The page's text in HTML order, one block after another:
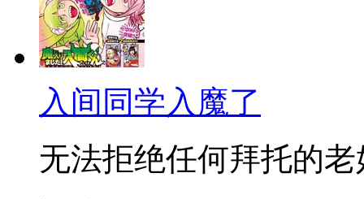
入间同学入魔了
无法拒绝任何拜托的老